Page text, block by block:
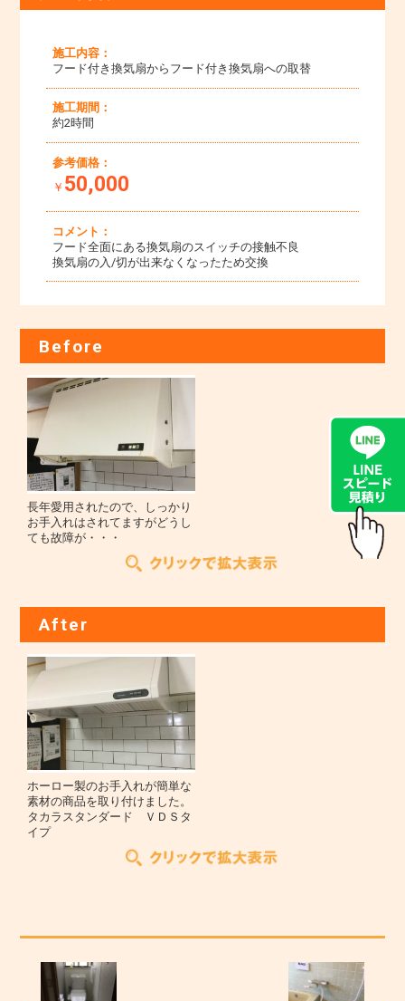
施工内容：
フード付き換気扇からフード付き換気扇への取替
施工期間：
約2時間
参考価格：
￥ 50,000
コメント：
フード全面にある換気扇のスイッチの接触不良
換気扇の入/切が出来なくなったため交換
Before
長年愛用されたので、しっかり
お手入れはされてますがどうし
ても故障が・・・
After
ホーロー製のお手入れが簡単な
素材の商品を取り付けました。
タカラスタンダード ＶＤＳタ
イプ